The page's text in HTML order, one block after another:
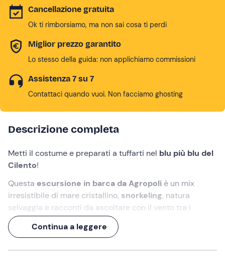
Cancellazione gratuita
Ok ti rimborsiamo, ma non sai cosa ti perdi
Miglior prezzo garantito
Lo stesso della guida: non applichiamo commissioni
Assistenza 7 su 7
Contattaci quando vuoi. Non facciamo ghosting
Descrizione completa
Metti il costume e preparati a tuffarti nel blu più blu del
Cilento!
Questa escursione in barca da Agropoli è un mix
irresistibile di mare cristallino, snorkeling, natura
selvaggia e racconti da ascoltare con il vento tra i
capelli.
In4 oreesploreraigrotte,baie segrete
forma curiosa, condue soste per nuotarenei punti più
Continua a leggere